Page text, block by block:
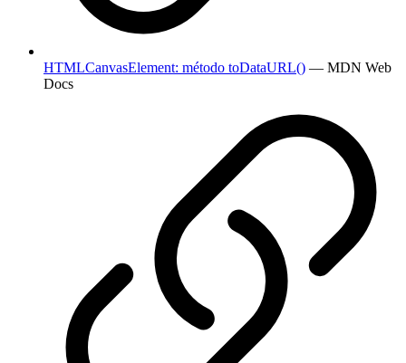
HTMLCanvasElement: método toDataURL() — MDN Web
Docs